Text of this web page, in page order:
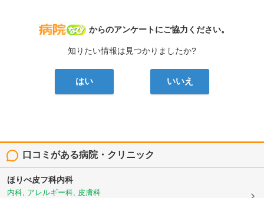
病院なび
からのアンケートにご協力ください。
知りたい情報は見つかりましたか?
はい いいえ
口コミがある病院・クリニック
ほりべ皮フ科内科
内科, アレルギー科, 皮膚科